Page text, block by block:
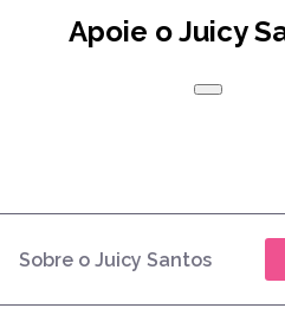
Apoie o Juicy
Sobre o Juicy Santos